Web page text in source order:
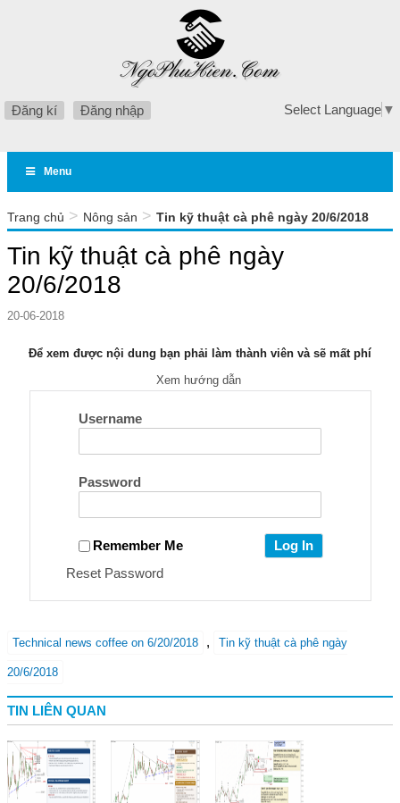
Đăng kí Đăng nhập Select Language ▼
Menu
Trang chủ > Nông sản > Tin kỹ thuật cà phê ngày 20/6/2018
Tin kỹ thuật cà phê ngày
20/6/2018
20-06-2018
Để xem được nội dung bạn phải làm thành viên và sẽ mất phí
Xem hướng dẫn
Username
Password
Remember Me
Reset Password
Technical news coffee on 6/20/2018 , Tin kỹ thuật cà phê ngày
20/6/2018
TIN LIÊN QUAN